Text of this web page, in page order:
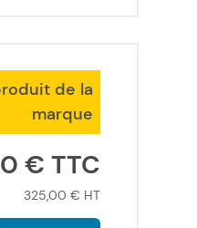
de la
marque
€
325,00 €